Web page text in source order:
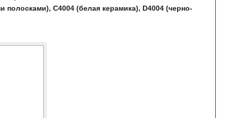
полосками), С4004 (белая керамика), D4004 (черно-